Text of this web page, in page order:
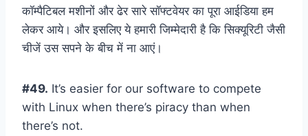
कॉम्पैटिबल मशीनों और ढेर सारे सॉफ्टवेयर का पूरा आईडिया हम
लेकर आये। और इसलिए ये हमारी जिम्मेदारी है कि सिक्यूरिटी जैसी
चीजें उस सपने के बीच में ना आएं।
#49. It’s easier for our software to compete
with Linux when there’s piracy than when
there’s not.